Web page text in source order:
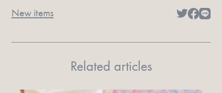
New items
Related articles